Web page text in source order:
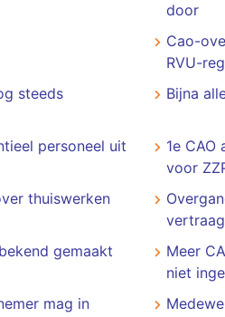
door
Cao-
RVU-
steeds
Bijna
personeel uit
1e
voor
thuiswerken
gemaakt
Meer
niet
mag in